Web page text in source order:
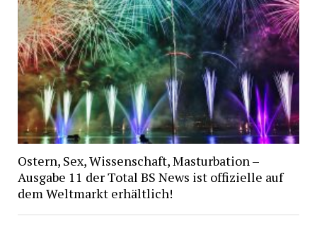
Ostern, Sex, Wissenschaft, Masturbation –
Ausgabe 11 der Total BS News ist offizielle auf
dem Weltmarkt erhältlich!